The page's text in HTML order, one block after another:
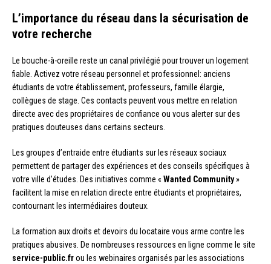
L’importance du réseau dans la sécurisation de
votre recherche
Le bouche-à-oreille reste un canal privilégié pour trouver un logement
fiable. Activez votre réseau personnel et professionnel: anciens
étudiants de votre établissement, professeurs, famille élargie,
collègues de stage. Ces contacts peuvent vous mettre en relation
directe avec des propriétaires de confiance ou vous alerter sur des
pratiques douteuses dans certains secteurs.
Les groupes d’entraide entre étudiants sur les réseaux sociaux
permettent de partager des expériences et des conseils spécifiques à
votre ville d’études. Des initiatives comme « Wanted Community»
facilitent la mise en relation directe entre étudiants et propriétaires,
contournant les intermédiaires douteux.
La formation aux droits et devoirs du locataire vous arme contre les
pratiques abusives. De nombreuses ressources en ligne comme le site
service-public.frou les webinaires organisés par les associations